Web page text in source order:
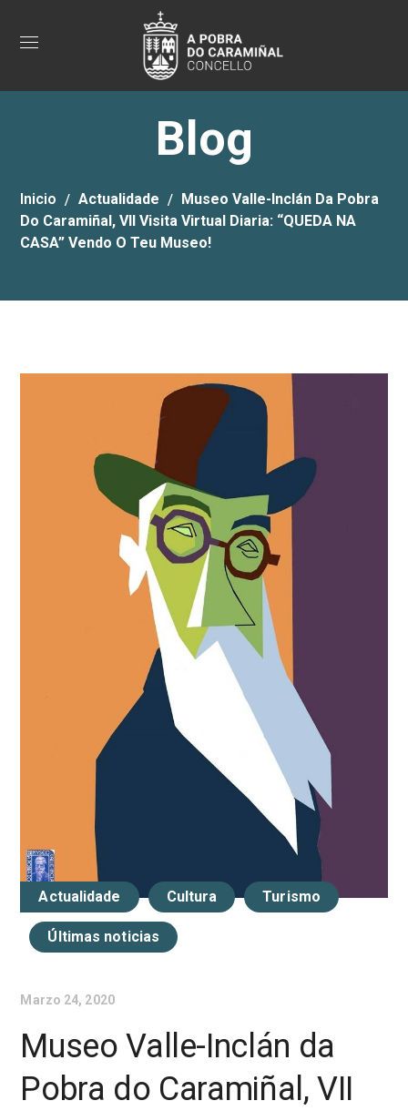
Blog
Inicio Actualidade
Museo Valle-Inclán Da Pobra
Do Caramiñal, VII Visita Virtual Diaria: “QUEDA NA
CASA” Vendo O Teu Museo!
Actualidade Cultura Turismo
Últimas noticias
Marzo 24, 2020
Museo Valle-Inclán da
Pobra do Caramiñal, VII